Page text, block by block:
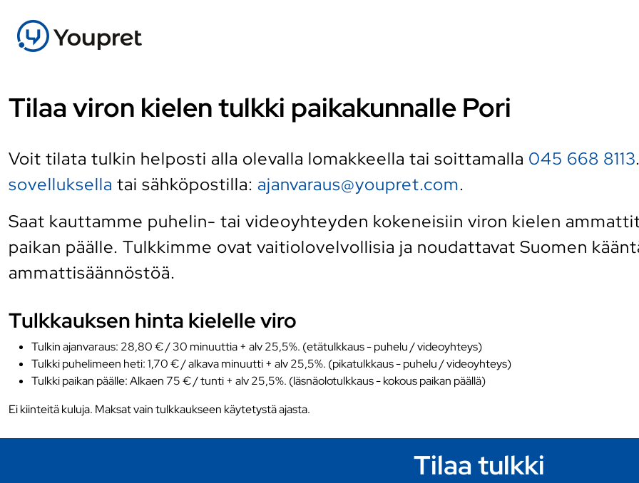
Tilaa viron kielen tulkki paikakunnalle Pori
Voit tilata tulkin helposti alla olevalla lomakkeella tai soittamalla 045 668 8113
sovelluksella tai sähköpostilla: ajanvaraus@youpret.com.
Saat kauttamme puhelin- tai videoyhteyden kokeneisiin viron kielen
paikan päälle. Tulkkimme ovat vaitiolovelvollisia ja noudattavat Suomen
ammattisäännöstöä.
Tulkkauksen hinta kielelle viro
Tulkin ajanvaraus: 28,80 € / 30 minuuttia + alv 25,5%. (etätulkkaus - puhelu / videoyhteys)
Tulkki puhelimeen heti: 1,70 € / alkava minuutti + alv 25,5%. (pikatulkkaus - puhelu / videoyhteys)
Tulkki paikan päälle: Alkaen 75 € / tunti + alv 25,5%. (läsnäolotulkkaus - kokous paikan päällä)
Ei kiinteitä kuluja. Maksat vain tulkkaukseen käytetystä ajasta.
Tilaa tulkki